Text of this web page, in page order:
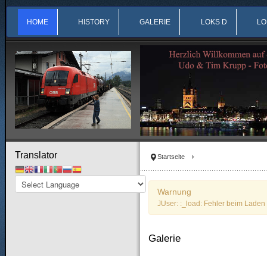
HOME HISTORY GALERIE LOKS D
Startseite
Warnung
JUser: :_load: Fehler beim
Galerie
Translator